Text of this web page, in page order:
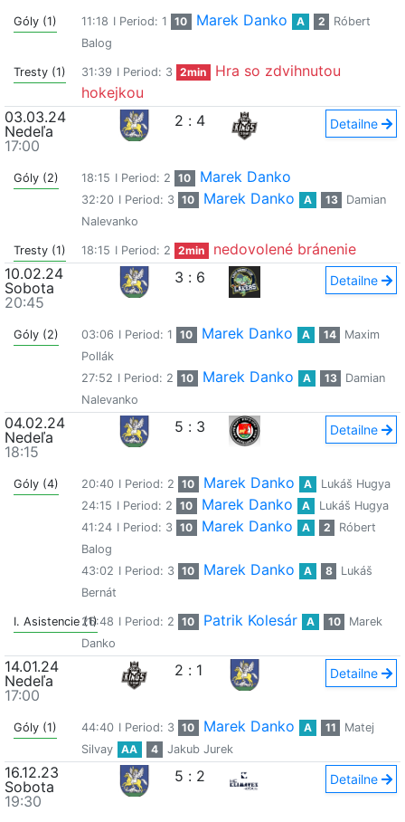
Góly (1) 11:18 I Period: 1 10 Marek Danko A 2
Róbert
Balog
Tresty (1) 31:39 I Period: 3 2min
Hra so zdvihnutou
hokejkou
03.03.24
Nedeľa
17:00
2 : 4 Detailne
Góly (2) 18:15 I Period: 2 10 Marek Danko
32:20 I Period: 3 10 Marek Danko A 13
Damian
Nalevanko
Tresty (1) 18:15 I Period: 2 2min
nedovolené bránenie
10.02.24
Sobota
20:45
3 : 6 Detailne
Góly (2) 03:06 I Period: 1 10 Marek Danko A 14
Maxim
Pollák
27:52 I Period: 2 10 Marek Danko A 13
Damian
Nalevanko
04.02.24
Nedeľa
18:15
5 : 3 Detailne
Góly (4) 20:40 I Period: 2 10 Marek Danko A
Lukáš Hugya
24:15 I Period: 2 10 Marek Danko A
Lukáš Hugya
41:24 I Period: 3 10 Marek Danko A 2
Róbert
Balog
43:02 I Period: 3 10 Marek Danko A 8
Lukáš
Bernát
I. Asistencie (1)26:48 I Period: 2 10 Patrik Kolesár A 10
Marek
Danko
14.01.24
Nedeľa
17:00
2 : 1 Detailne
Góly (1) 44:40 I Period: 3 10 Marek Danko A 11
Matej
Silvay
AA 4 Jakub Jurek
16.12.23
Sobota
19:30
5 : 2 Detailne